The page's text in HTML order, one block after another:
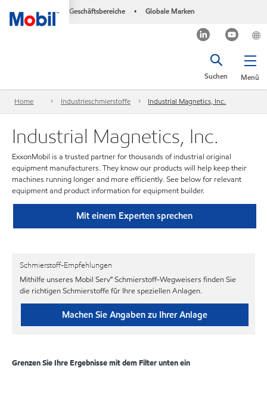
Geschäftsbereiche • Globale Marken
Menü
Suchen
Home Industrieschmierstoffe Industrial Magnetics, Inc.
Industrial Magnetics, Inc.
ExxonMobil is a trusted partner for thousands of industrial original
equipment manufacturers. They know our products will help keep their
machines running longer and more efficiently. See below for relevant
equipment and product information for equipment builder.
Mit einem Experten sprechen
Schmierstoff-Empfehlungen
Mithilfe unseres Mobil Serv℠ Schmierstoff-Wegweisers finden Sie
die richtigen Schmierstoffe für Ihre speziellen Anlagen.
Machen Sie Angaben zu Ihrer Anlage
Grenzen Sie Ihre Ergebnisse mit dem Filter unten ein